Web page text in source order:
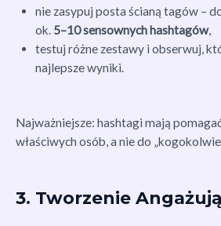
nie zasypuj posta ścianą tagów –
ok. 5–10 sensownych hashtagów,
testuj różne zestawy i obserwuj,
najlepsze wyniki.
Najważniejsze: hashtagi mają
właściwych osób, a nie do
3. Tworzenie